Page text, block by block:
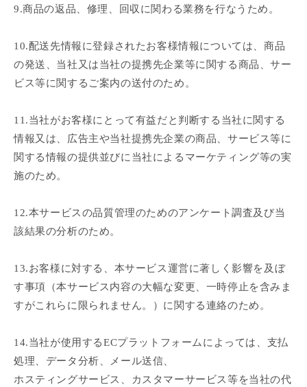
9.商品の返品、修理、回収に関わる業務を行なうため。
10.配送先情報に登録されたお客様情報については、商品
の発送、当社又は当社の提携先企業等に関する商品、サー
ビス等に関するご案内の送付のため。
11.当社がお客様にとって有益だと判断する当社に関する
情報又は、広告主や当社提携先企業の商品、サービス等に
関する情報の提供並びに当社によるマーケティング等の実
施のため。
12.本サービスの品質管理のためのアンケート調査及び当
該結果の分析のため。
13.お客様に対する、本サービス運営に著しく影響を及ぼ
す事項（本サービス内容の大幅な変更、一時停止を含みま
すがこれらに限られません。）に関する連絡のため。
14.当社が使用するECプラットフォームによっては、支払
処理、データ分析、メール送信、
ホスティングサービス、カスタマーサービス等を当社の代